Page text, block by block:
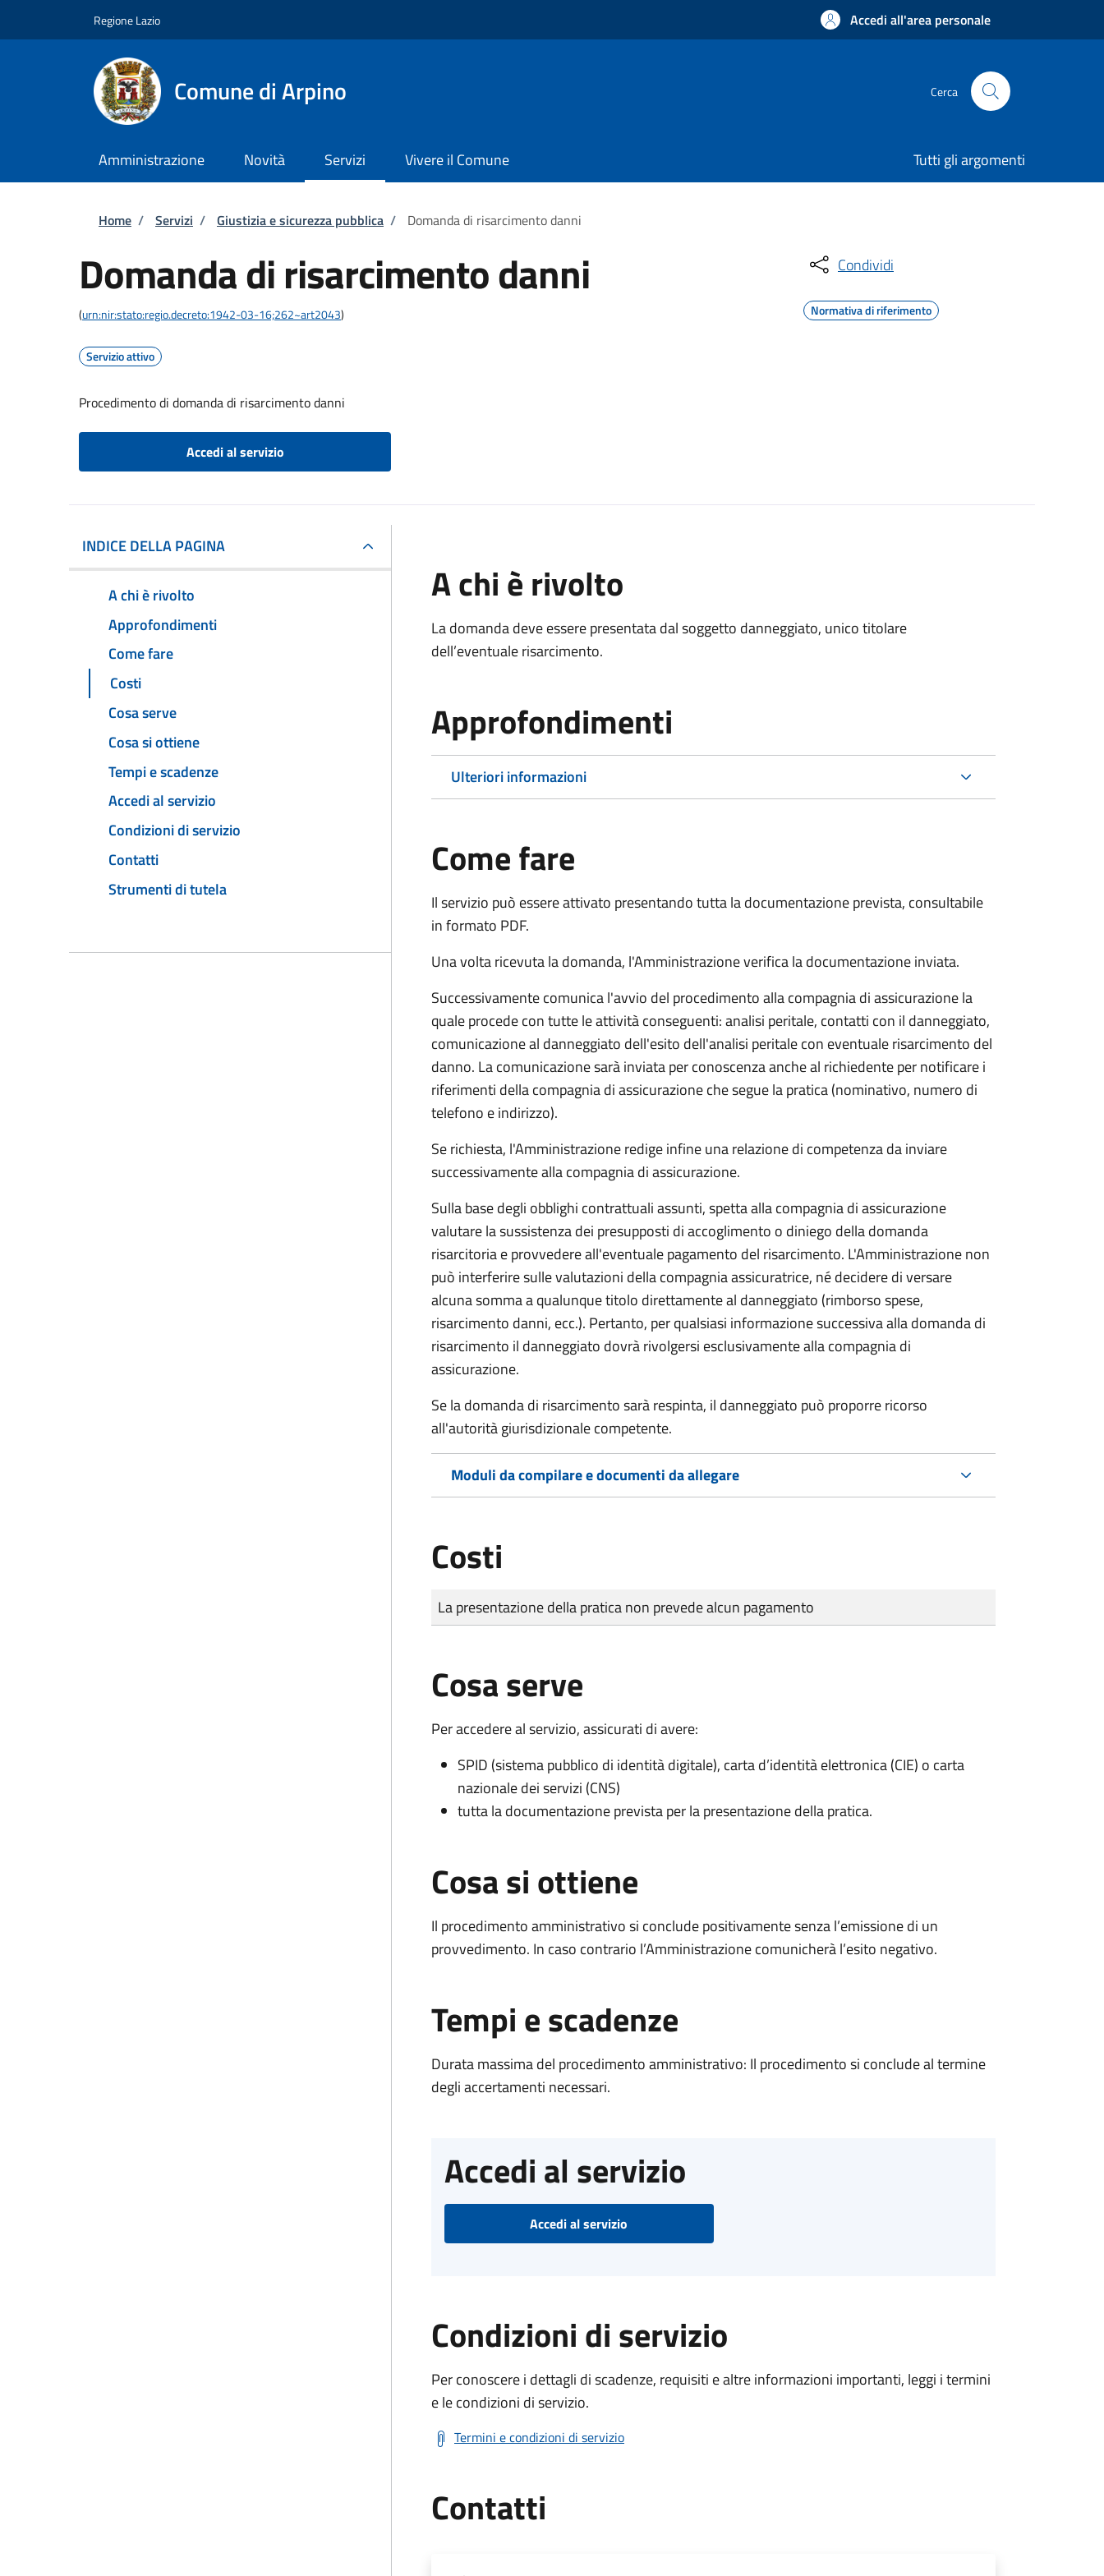
Regione Lazio Accedi all'area personale
Comune di Arpino Cerca
Amministrazione Novità Servizi Vivere il Comune Tutti gli argomenti
Briciole di pane
Home / Servizi / Giustizia e sicurezza pubblica / Domanda di risarcimento danni
Domanda di risarcimento danni
(urn:nir:stato:regio.decreto:1942-03-16;262~art2043)
Servizio attivo
Procedimento di domanda di risarcimento danni
Accedi al servizio
Condividi
Normativa di riferimento
INDICE DELLA PAGINA
A chi è rivolto
Approfondimenti
Come fare
Costi
Cosa serve
Cosa si ottiene
Tempi e scadenze
Accedi al servizio
Condizioni di servizio
Contatti
Strumenti di tutela
A chi è rivolto
La domanda deve essere presentata dal soggetto danneggiato, unico titolare
dell’eventuale risarcimento.
Approfondimenti
Ulteriori informazioni
Come fare
Il servizio può essere attivato presentando tutta la documentazione prevista, consultabile
in formato PDF.
Una volta ricevuta la domanda, l'Amministrazione verifica la documentazione inviata.
Successivamente comunica l'avvio del procedimento alla compagnia di assicurazione la
quale procede con tutte le attività conseguenti: analisi peritale, contatti con il danneggiato,
comunicazione al danneggiato dell'esito dell'analisi peritale con eventuale risarcimento del
danno. La comunicazione sarà inviata per conoscenza anche al richiedente per notificare i
riferimenti della compagnia di assicurazione che segue la pratica (nominativo, numero di
telefono e indirizzo).
Se richiesta, l'Amministrazione redige infine una relazione di competenza da inviare
successivamente alla compagnia di assicurazione.
Sulla base degli obblighi contrattuali assunti, spetta alla compagnia di assicurazione
valutare la sussistenza dei presupposti di accoglimento o diniego della domanda
risarcitoria e provvedere all'eventuale pagamento del risarcimento. L'Amministrazione non
può interferire sulle valutazioni della compagnia assicuratrice, né decidere di versare
alcuna somma a qualunque titolo direttamente al danneggiato (rimborso spese,
risarcimento danni, ecc.). Pertanto, per qualsiasi informazione successiva alla domanda di
risarcimento il danneggiato dovrà rivolgersi esclusivamente alla compagnia di
assicurazione.
Se la domanda di risarcimento sarà respinta, il danneggiato può proporre ricorso
all'autorità giurisdizionale competente.
Moduli da compilare e documenti da allegare
Costi
Tipo di pagamento
Importo
La presentazione della pratica non prevede alcun pagamento
Cosa serve
Per accedere al servizio, assicurati di avere:
SPID (sistema pubblico di identità digitale), carta d’identità elettronica (CIE) o carta
nazionale dei servizi (CNS)
tutta la documentazione prevista per la presentazione della pratica.
Cosa si ottiene
Il procedimento amministrativo si conclude positivamente senza l’emissione di un
provvedimento. In caso contrario l’Amministrazione comunicherà l’esito negativo.
Tempi e scadenze
Durata massima del procedimento amministrativo: Il procedimento si conclude al termine
degli accertamenti necessari.
Accedi al servizio
Accedi al servizio
Condizioni di servizio
Per conoscere i dettagli di scadenze, requisiti e altre informazioni importanti, leggi i termini
e le condizioni di servizio.
Termini e condizioni di servizio
Contatti